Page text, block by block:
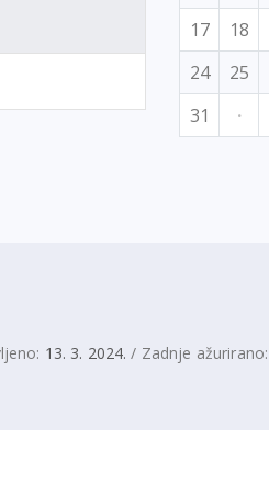
17
18
24
25
31
·
13. 3. 2024. / Zadnje ažurirano: